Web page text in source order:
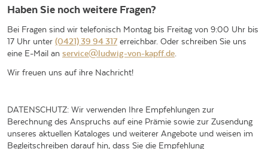
uns einen
Gutschein im Wert von 25€
(einlösbar ab 75€ -
ausgenommen sind Subskriptionsartikel).
Der Gutschein wird Ihnen nach der Bestellung des Neukunden zeitnah
per Post bzw. E-Mail zugestellt.
Haben Sie noch weitere Fragen?
Bei Fragen sind wir telefonisch Montag bis Freitag von 9:00 Uhr bis
17 Uhr unter (0421) 39 94 317 erreichbar. Oder schreiben Sie uns
eine E-Mail an service@ludwig-von-kapff.de
Wir freuen uns auf ihre Nachricht!
DATENSCHUTZ: Wir verwenden Ihre Empfehlungen zur
Berechnung des Anspruchs auf eine Prämie sowie zur Zusendung
unseres aktuellen Kataloges und weiterer Angebote und weisen im
Begleitschreiben darauf hin, dass Sie die Empfehlung